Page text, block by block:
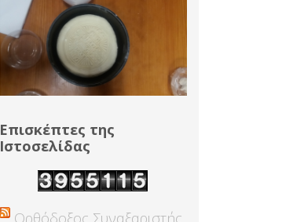
Επισκέπτες της
Ιστοσελίδας
Ορθόδοξος Συναξαριστής